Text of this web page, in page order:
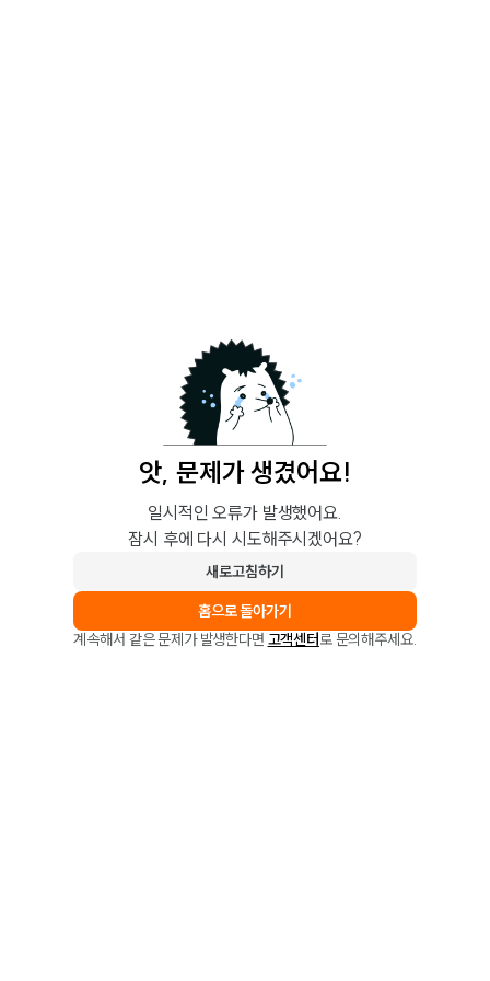
앗, 문제가 생겼어요!
일시적인 오류가 발생했어요.
잠시 후에 다시 시도해주시겠어요?
새로고침하기
홈으로 돌아가기
계속해서 같은 문제가 발생한다면 고객센터로 문의해주세요.